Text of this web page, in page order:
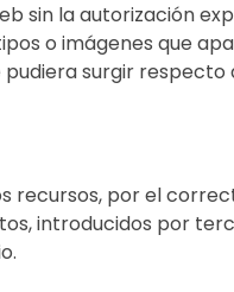
sin la autorización
o imágenes que
surgir
recursos, por el
introducidos por